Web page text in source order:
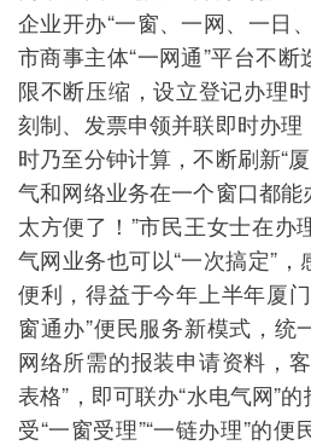
企业开办“一窗、一网、一日
市商事主体“一网通”平台不
限不断压缩，设立登记办理
刻制、发票申领并联即时办
时乃至分钟计算，不断刷新“
气和网络业务在一个窗口都能
太方便了！”市民王女士在办
气网业务也可以“一次搞定”
便利，得益于今年上半年厦
窗通办”便民服务新模式，统
网络所需的报装申请资料，
表格”，即可联办“水电气网”
受“一窗受理”“一链办理”的